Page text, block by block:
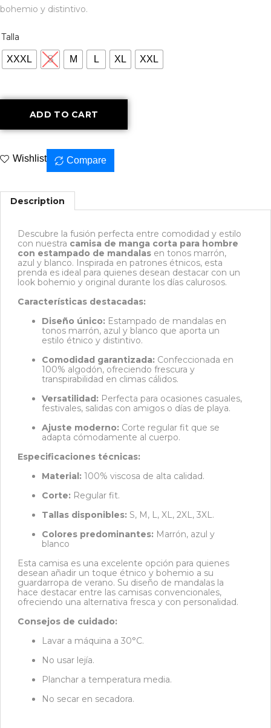
bohemio y distintivo.
Talla
XXXL S M L XL XXL
ADD TO CART
Wishlist Compare
Description
Descubre la fusión perfecta entre comodidad y estilo
con nuestra camisa de manga corta para hombre
con estampado de mandalas en tonos marrón,
azul y blanco.
Inspirada en patrones étnicos, esta
prenda es ideal para quienes desean destacar con un
look bohemio y original durante los días calurosos.
Características destacadas:
Diseño único: Estampado de mandalas en
tonos marrón, azul y blanco que aporta un
estilo étnico y distintivo.
Comodidad garantizada: Confeccionada en
100% algodón, ofreciendo frescura y
transpirabilidad en climas cálidos.
Versatilidad: Perfecta para ocasiones casuales,
festivales, salidas con amigos o días de playa.
Ajuste moderno: Corte regular fit que se
adapta cómodamente al cuerpo.
Especificaciones técnicas:
Material: 100% viscosa de alta calidad.
Corte: Regular fit.
Tallas disponibles: S, M, L, XL, 2XL, 3XL.
Colores predominantes: Marrón, azul y
blanco
Esta camisa es una excelente opción para quienes
desean añadir un toque étnico y bohemio a su
guardarropa de verano. Su diseño de mandalas la
hace destacar entre las camisas convencionales,
ofreciendo una alternativa fresca y con personalidad.
Consejos de cuidado:
Lavar a máquina a 30°C.
No usar lejía.
Planchar a temperatura media.
No secar en secadora.